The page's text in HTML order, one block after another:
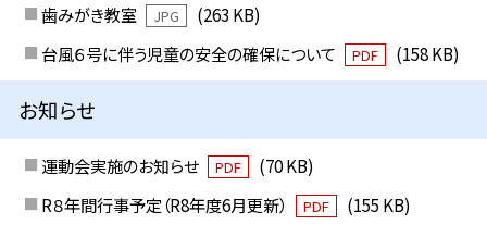
歯みがき教室 JPG
(263 KB)
台風６号に伴う児童の安全の確保について
PDF (158 KB)
お知らせ
運動会実施のお知らせ PDF
(70 KB)
R８年間行事予定（R8年度6月更新）
PDF (155 KB)